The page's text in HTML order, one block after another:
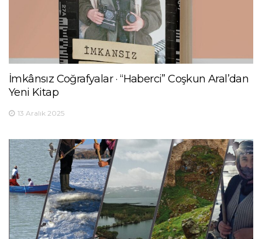
İmkânsız Coğrafyalar · “Haberci” Coşkun Aral’dan
Yeni Kitap
13 Aralık 2025